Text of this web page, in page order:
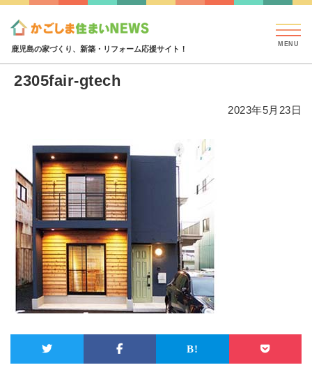
鹿児島の家づくり、新築・リフォーム応援サイト！
2305fair-gtech
2023年5月23日